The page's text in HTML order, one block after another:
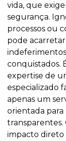
vida, que
segurança.
processos ou
pode acarretar
conquistados.
expertise de
especializado
apenas um
orientada para
transparentes.
impacto direto